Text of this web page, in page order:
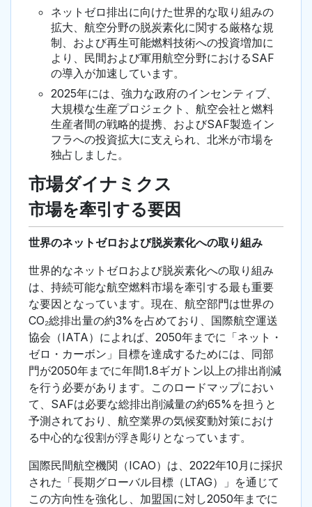
ネットゼロ排出に向けた世界的な取り組みの
拡大、航空分野の脱炭素化に関する厳格な規
制、および再生可能燃料技術への投資増加に
より、民間および軍用航空分野におけるSAF
の導入が加速しています。
2025年には、強力な政府のインセンティブ、
大規模な生産プロジェクト、航空会社と燃料
生産者間の戦略的提携、およびSAF製造イン
フラへの投資拡大に支えられ、北米が市場を
独占しました。
市場ダイナミクス
市場を牽引する要因
世界のネットゼロおよび脱炭素化への取り組み
世界的なネットゼロおよび脱炭素化への取り組み
は、持続可能な航空燃料市場を牽引する最も重要
な要因となっています。現在、航空部門は世界の
CO₂総排出量の約3%を占めており、国際航空運送
協会（IATA）によれば、2050年までに「ネット・
ゼロ・カーボン」目標を達成するためには、同部
門が2050年までに年間1.8ギガトン以上の排出削減
を行う必要があります。このロードマップにおい
て、SAFは必要な総排出削減量の約65%を担うと
予測されており、航空業界の気候変動対策におけ
る中心的な役割が浮き彫りとなっています。
国際民間航空機関（ICAO）は、2022年10月に採択
された「長期グローバル目標（LTAG）」を通じて
この方向性を強化し、加盟国に対し2050年までに